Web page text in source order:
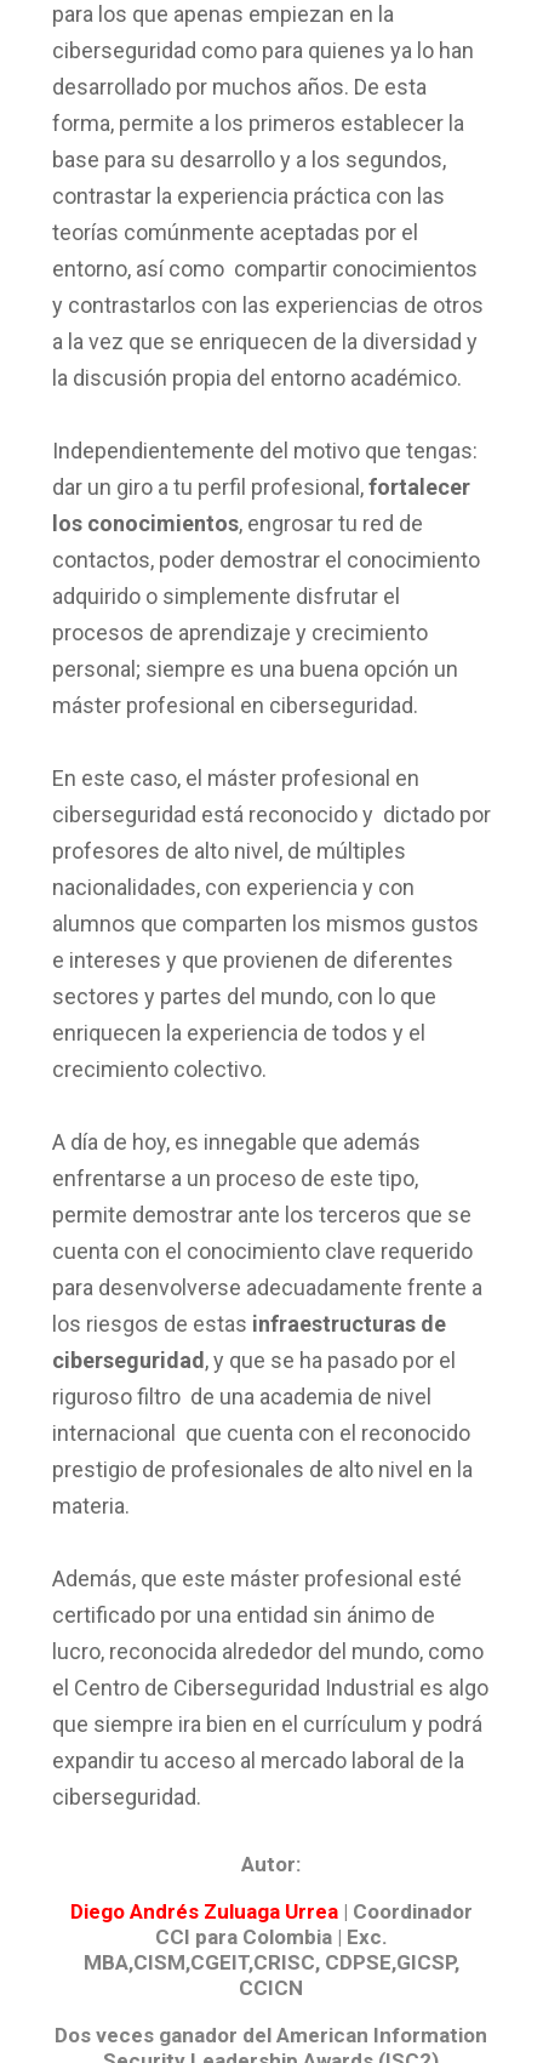
para los que apenas empiezan en la
ciberseguridad como para quienes ya lo han
desarrollado por muchos años. De esta
forma, permite a los primeros establecer la
base para su desarrollo y a los segundos,
contrastar la experiencia práctica con las
teorías comúnmente aceptadas por el
entorno, así como compartir conocimientos
y contrastarlos con las experiencias de otros
a la vez que se enriquecen de la diversidad y
la discusión propia del entorno académico.
Independientemente del motivo que tengas:
dar un giro a tu perfil profesional,fortalecer
los conocimientos, engrosar tu red de
contactos, poder demostrar el conocimiento
adquirido o simplemente disfrutar el
procesos de aprendizaje y crecimiento
personal; siempre es una buena opción un
máster profesional en ciberseguridad.
En este caso, el máster profesional en
ciberseguridad está reconocido y dictado por
profesores de alto nivel, de múltiples
nacionalidades, con experiencia y con
alumnos que comparten los mismos gustos
e intereses y que provienen de diferentes
sectores y partes del mundo, con lo que
enriquecen la experiencia de todos y el
crecimiento colectivo.
A día de hoy, es innegable que además
enfrentarse a un proceso de este tipo,
permite demostrar ante los terceros que se
cuenta con el conocimiento clave requerido
para desenvolverse adecuadamente frente a
los riesgos de estas infraestructuras de
ciberseguridad, y que se ha pasado por el
riguroso filtro de una academia de nivel
internacional que cuenta con el reconocido
prestigio de profesionales de alto nivel en la
materia.
Además, que este máster profesional esté
certificado por una entidad sin ánimo de
lucro, reconocida alrededor del mundo, como
el Centro de Ciberseguridad Industrial es algo
que siempre ira bien en el currículum y podrá
expandir tu acceso al mercado laboral de la
ciberseguridad.
Autor:
Diego Andrés Zuluaga Urrea| Coordinador
CCI para Colombia | Exc.
MBA,CISM,CGEIT,CRISC, CDPSE,GICSP,
CCICN
Dos veces ganador del American Information